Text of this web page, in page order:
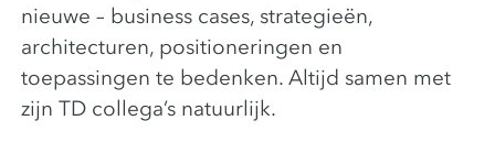
nieuwe – business cases, strategieën,
architecturen, positioneringen en
toepassingen te bedenken. Altijd samen met
zijn TD collega’s natuurlijk.